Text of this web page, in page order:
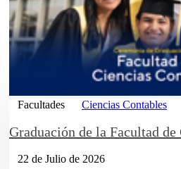
Facultades Ciencias Contables
Graduación de la Facultad
22 de Julio de 2026